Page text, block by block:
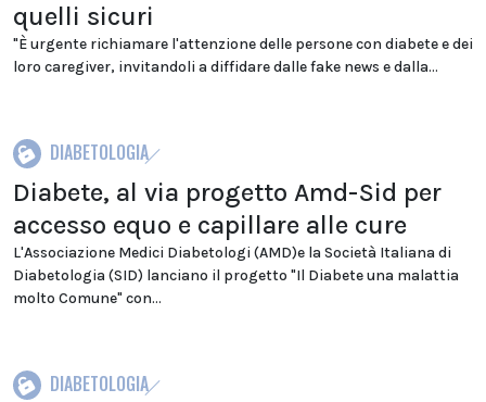
quelli sicuri
"È urgente richiamare l'attenzione delle persone con diabete e dei
loro caregiver, invitandoli a diffidare dalle fake news e dalla...
DIABETOLOGIA
Diabete, al via progetto Amd-Sid per
accesso equo e capillare alle cure
L'Associazione Medici Diabetologi (AMD)e la Società Italiana di
Diabetologia (SID) lanciano il progetto "Il Diabete una malattia
molto Comune" con...
DIABETOLOGIA